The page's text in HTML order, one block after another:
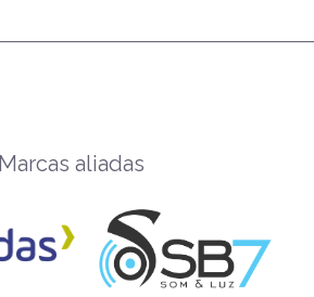
Marcas aliadas